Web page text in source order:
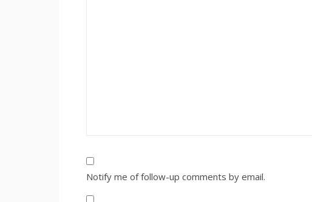
Notify me of follow-up comments by email.